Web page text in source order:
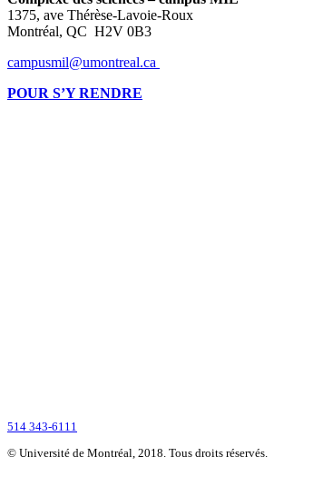
1375, ave Thérèse-Lavoie-Roux
Montréal, QC H2V 0B3
campusmil@umontreal.ca
POUR S’Y RENDRE
514 343-6111
© Université de Montréal, 2018. Tous droits réservés.